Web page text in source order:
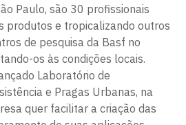
Paulo, são 30 profissionais
produtos e tropicalizando outros
de pesquisa da Basf no
os às condições locais.
Laboratório de
e Pragas Urbanas, na
quer facilitar a criação das